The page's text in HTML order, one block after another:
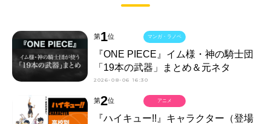
第1位
『ONE PIECE』イム様・神の騎士団
「19本の武器」まとめ＆元ネタ
2026-08-06 16:30
マンガ・ラノベ
第2位
『ハイキュー!!』キャラクター（登場
アニメ